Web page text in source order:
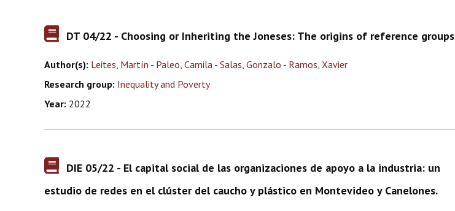
DT 04/22 - Choosing or Inheriting the Joneses: The origins of reference groups
Author(s): Leites, Martín - Paleo, Camila - Salas, Gonzalo - Ramos, Xavier
Research group: Inequality and Poverty
Year: 2022
DIE 05/22 - El capital social de las organizaciones de apoyo a la industria: un
estudio de redes en el clúster del caucho y plástico en Montevideo y Canelones.